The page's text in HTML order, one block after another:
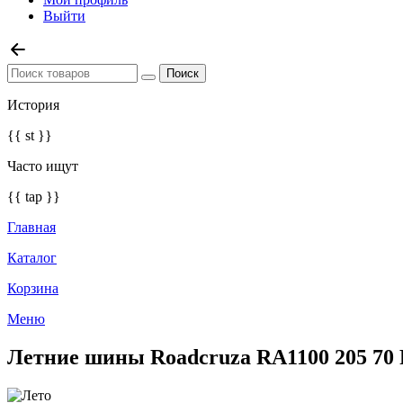
Выйти
История
{{ st }}
Часто ищут
{{ tap }}
Главная
Каталог
Корзина
Меню
Летние шины Roadcruza RA1100 205 70